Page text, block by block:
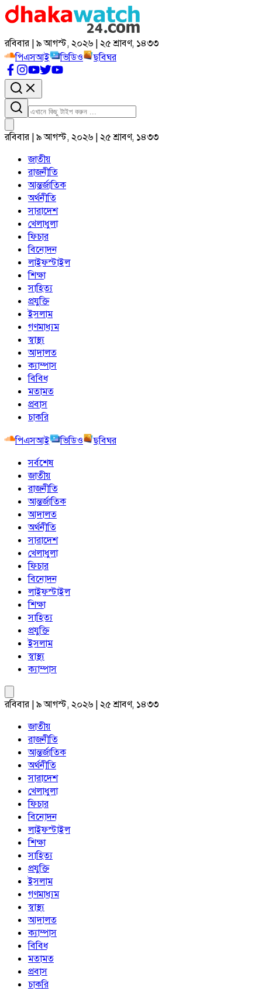
রবিবার | ৯ আগস্ট, ২০২৬ | ২৫ শ্রাবণ, ১৪৩৩
পিএসআই
ভিডিও ছবিঘর
রবিবার | ৯ আগস্ট, ২০২৬ | ২৫ শ্রাবণ, ১৪৩৩
জাতীয়
রাজনীতি
আন্তর্জাতিক
অর্থনীতি
সারাদেশ
খেলাধুলা
ফিচার
বিনোদন
লাইফস্টাইল
শিক্ষা
সাহিত্য
প্রযুক্তি
ইসলাম
গণমাধ্যম
স্বাস্থ্য
আদালত
ক্যাম্পাস
বিবিধ
মতামত
প্রবাস
চাকরি
পিএসআই
ভিডিও
ছবিঘর
সর্বশেষ
জাতীয়
রাজনীতি
আন্তর্জাতিক
আদালত
অর্থনীতি
সারাদেশ
খেলাধুলা
ফিচার
বিনোদন
লাইফস্টাইল
শিক্ষা
সাহিত্য
প্রযুক্তি
ইসলাম
স্বাস্থ্য
ক্যাম্পাস
রবিবার | ৯ আগস্ট, ২০২৬ | ২৫ শ্রাবণ, ১৪৩৩
জাতীয়
রাজনীতি
আন্তর্জাতিক
অর্থনীতি
সারাদেশ
খেলাধুলা
ফিচার
বিনোদন
লাইফস্টাইল
শিক্ষা
সাহিত্য
প্রযুক্তি
ইসলাম
গণমাধ্যম
স্বাস্থ্য
আদালত
ক্যাম্পাস
বিবিধ
মতামত
প্রবাস
চাকরি